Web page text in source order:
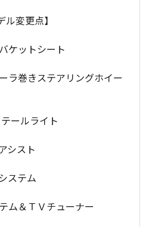
ル変更点】
ケットシート
ラ巻きステアリングホイー
ールライト
シスト
ステム
ム＆ＴＶチューナー